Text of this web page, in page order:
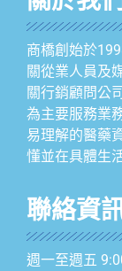
商橋創始於
關從業人員及
關行銷顧問公
為主要服務業
易理解的醫藥
懂並在具體生
聯絡資
週一至週五